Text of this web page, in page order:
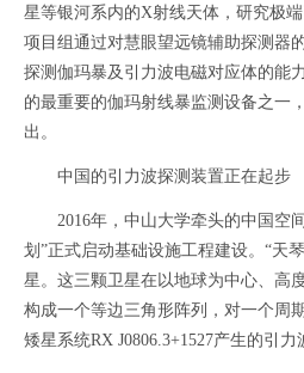
星等银河系内的X射线天体，研究极
项目组通过对慧眼望远镜辅助探测器
探测伽玛暴及引力波电磁对应体的能
的最重要的伽玛射线暴监测设备之一
出。
中国的引力波探测装置正在起步
2016年，中山大学牵头的中国空
划”正式启动基础设施工程建设。“天
星。这三颗卫星在以地球为中心、高
构成一个等边三角形阵列，对一个周
矮星系统RX J0806.3+1527产生的引力